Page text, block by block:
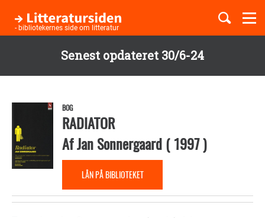
Senest opdateret 30/6-24
hovedindhold
- bibliotekernes side om litteratur
Børnebøger
Temaer
BOG
RADIATOR
AfJan Sonnergaard(1997)
LÅN PÅ BIBLIOTEKET